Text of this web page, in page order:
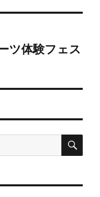
ツ体験フェス
検